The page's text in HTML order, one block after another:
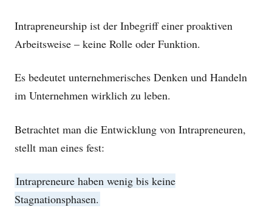
Intrapreneurship ist der Inbegriff einer proaktiven
Arbeitsweise – keine Rolle oder Funktion.
Es bedeutet unternehmerisches Denken und Handeln
im Unternehmen wirklich zu leben.
Betrachtet man die Entwicklung von Intrapreneuren,
stellt man eines fest:
Intrapreneure haben wenig bis keine
Stagnationsphasen.